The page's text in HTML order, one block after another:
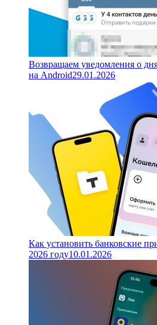
Возвращаем уведомления о
на Android29.01.2026
Как установить банковские
2026 году10.01.2026